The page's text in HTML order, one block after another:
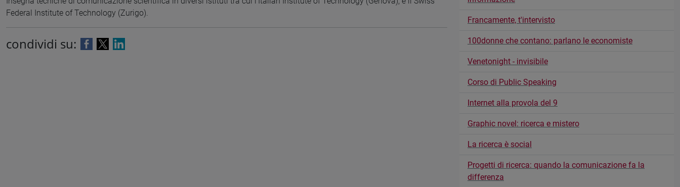
Federal Institute of Technology (Zurigo).
condividi su:
Francamente, t'intervisto
100donne che contano: parlano le economiste
Venetonight - invisibile
Corso di Public Speaking
Internet alla provola del 9
Graphic novel: ricerca e mistero
La ricerca è social
Progetti di ricerca: quando la comunicazione fa la
differenza